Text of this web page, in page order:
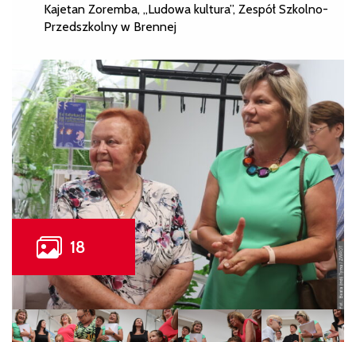
Kajetan Zoremba, „Ludowa kultura”, Zespół Szkolno-
Przedszkolny w Brennej